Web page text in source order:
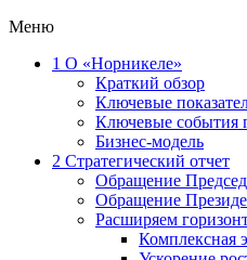
Меню
1 О «Норникеле»
Краткий обзор
Ключевые
Ключевые события
Бизнес-модель
2 Стратегический отчет
Обращение
Обращение
Расширяем
Комплексная